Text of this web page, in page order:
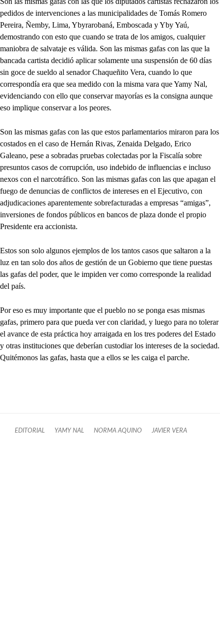
pedidos de intervenciones a las municipalidades de Tomás Romero
Pereira, Ñemby, Lima, Ybyrarobaná, Emboscada y Yby Yaú,
demostrando con esto que cuando se trata de los amigos, cualquier
maniobra de salvataje es válida. Son las mismas gafas con las que la
bancada cartista decidió aplicar solamente una suspensión de 60 días
sin goce de sueldo al senador Chaqueñito Vera, cuando lo que
correspondía era que sea medido con la misma vara que Yamy Nal,
evidenciando con ello que conservar mayorías es la consigna aunque
eso implique conservar a los peores.
Son las mismas gafas con las que estos parlamentarios miraron para los
costados en el caso de Hernán Rivas, Zenaida Delgado, Erico
Galeano, pese a sobradas pruebas colectadas por la Fiscalía sobre
presuntos casos de corrupción, uso indebido de influencias e incluso
nexos con el narcotráfico. Son las mismas gafas con las que apagan el
fuego de denuncias de conflictos de intereses en el Ejecutivo, con
adjudicaciones aparentemente sobrefacturadas a empresas “amigas”,
inversiones de fondos públicos en bancos de plaza donde el propio
Presidente era accionista.
Estos son solo algunos ejemplos de los tantos casos que saltaron a la
luz en tan solo dos años de gestión de un Gobierno que tiene puestas
las gafas del poder, que le impiden ver como corresponde la realidad
del país.
Por eso es muy importante que el pueblo no se ponga esas mismas
gafas, primero para que pueda ver con claridad, y luego para no tolerar
el avance de esta práctica hoy arraigada en los tres poderes del Estado
y otras instituciones que deberían custodiar los intereses de la sociedad.
Quitémonos las gafas, hasta que a ellos se les caiga el parche.
EDITORIAL YAMY NAL NORMA AQUINO JAVIER VERA